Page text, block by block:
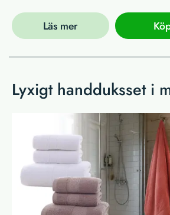
Läs mer
Lyxigt handduksset i